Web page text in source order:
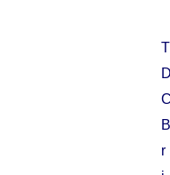
T
B
r